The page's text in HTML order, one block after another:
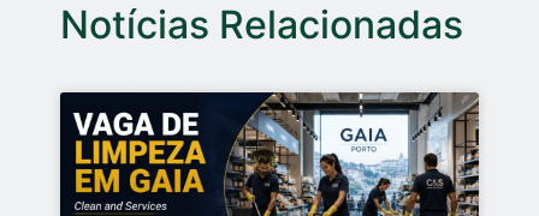
Notícias Relacionadas